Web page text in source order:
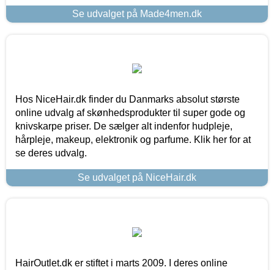
Se udvalget på Made4men.dk
Hos NiceHair.dk finder du Danmarks absolut største
online udvalg af skønhedsprodukter til super gode og
knivskarpe priser. De sælger alt indenfor hudpleje,
hårpleje, makeup, elektronik og parfume. Klik her for at
se deres udvalg.
Se udvalget på NiceHair.dk
HairOutlet.dk er stiftet i marts 2009. I deres online